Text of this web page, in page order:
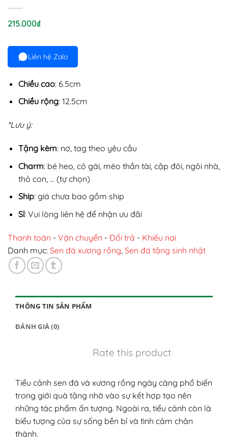
215.000₫
Liên hệ Zalo
Chiều cao: 6.5cm
Chiều rộng: 12.5cm
*Lưu ý:
Tặng kèm: nơ, tag theo yêu cầu
Charm: bé heo, cô gái, mèo thần tài, cặp đôi, ngôi nhà,
thỏ con, … (tự chọn)
Ship: giá chưa bao gồm ship
Sỉ: Vui lòng liên hệ để nhận ưu đãi
Thanh toán - Vận chuyển - Đổi trả - Khiếu nại
Danh mục: Sen đá xương rồng Sen đá tặng sinh nhật
THÔNG TIN SẢN PHẨM
ĐÁNH GIÁ (0)
Rate this product
Tiểu cảnh sen đá và xương rồng ngày càng phổ biến
trong giới quà tặng nhờ vào sự kết hợp tạo nên
những tác phẩm ấn tượng. Ngoài ra, tiểu cảnh còn là
biểu tượng của sự sống bền bỉ và tình cảm chân
thành.